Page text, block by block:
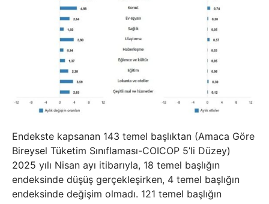
Endekste kapsanan 143 temel başlıktan (Amaca Göre
Bireysel Tüketim Sınıflaması-COICOP 5’li Düzey)
2025 yılı Nisan ayı itibarıyla, 18 temel başlığın
endeksinde düşüş gerçekleşirken, 4 temel başlığın
endeksinde değişim olmadı. 121 temel başlığın